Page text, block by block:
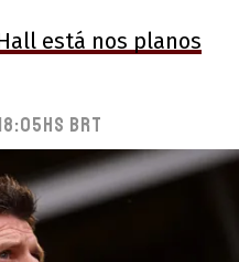
está nos planos
BRT